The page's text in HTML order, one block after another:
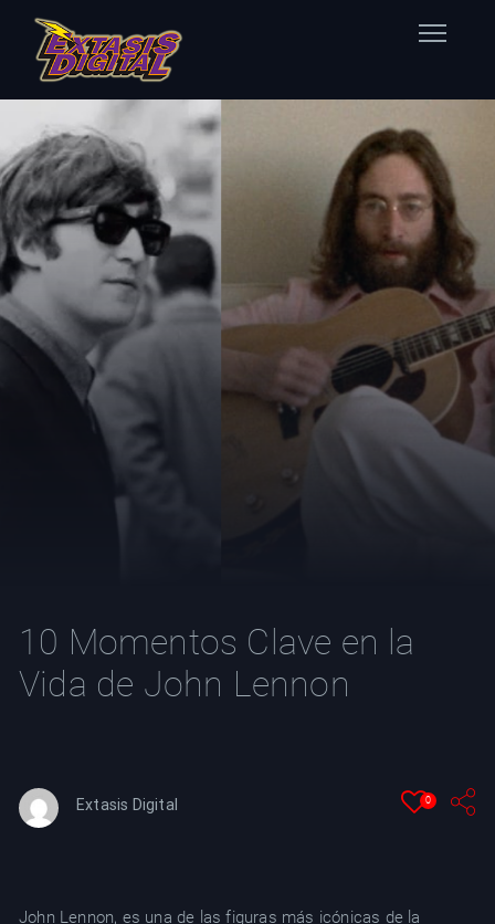
Home
Nuestras Estaciones
Datos Éxtasis
Contacto
TW
IG
10 Momentos Clave en la
Vida de John Lennon
Extasis Digital 0
John Lennon, es una de las figuras más icónicas de la